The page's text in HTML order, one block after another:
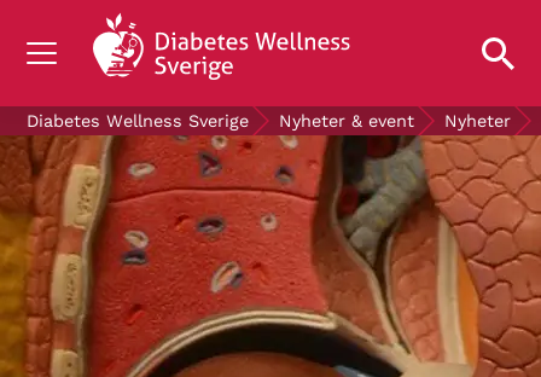
OM DIABETES
STÖD OSS
FORSKNING
NYHETER & EVENT
OM OSS
GRATIS DIABETESPRODUKTER
Diabetes Wellness Sverige Nyheter & event Nyheter